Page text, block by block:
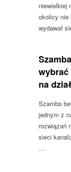
niewielkiej
okolicy nie
wydawał
wybrać
na
Szambo
jednym z
rozwiązań
sieci
…